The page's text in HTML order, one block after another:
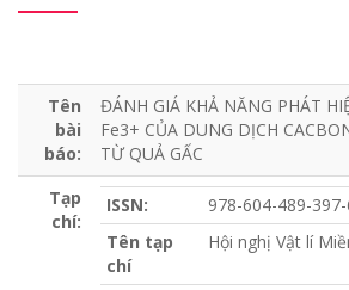
Tên
bài
báo:
ĐÁNH GIÁ KHẢ NĂNG PHÁT
Fe3+ CỦA DUNG DỊCH
TỪ QUẢ GẤC
Tạp
chí:
ISSN:
978-604-489-
Tên tạp
chí
Hội nghị Vật lí